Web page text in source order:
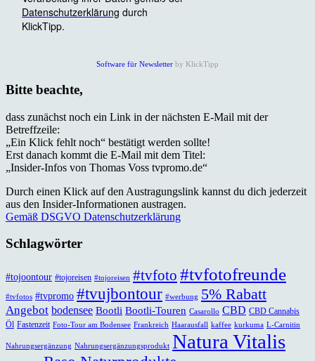
Software für Newsletter by KlickTipp
Bitte beachte,
dass zunächst noch ein Link in der nächsten E-Mail mit der
Betreffzeile:
„Ein Klick fehlt noch“ bestätigt werden sollte!
Erst danach kommt die E-Mail mit dem Titel:
„Insider-Infos von Thomas Voss tvpromo.de“
Durch einen Klick auf den Austragungslink kannst du dich jederzeit
aus den Insider-Informationen austragen.
Gemäß DSGVO Datenschutzerklärung
Schlagwörter
#tojoontour #tojoreisen #tojoreisen #tvfoto #tvfotofreunde
#tvfotos #tvpromo #tvujbontour #werbung 5% Rabatt
Angebot bodensee Bootli Bootli-Touren Casarollo CBD CBD Cannabis
Öl Fastenzeit Foto-Tour am Bodensee Frankreich Haarausfall kaffee kurkuma L-Carnitin
Nahrungsergänzung Nahrungsergänzungsprodukt Natura Vitalis